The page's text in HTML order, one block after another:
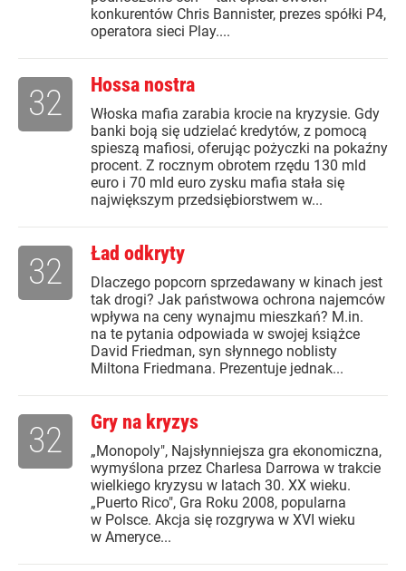
konkurentów Chris Bannister, prezes spółki P4,
operatora sieci Play....
Hossa nostra
Włoska mafia zarabia krocie na kryzysie. Gdy
banki boją się udzielać kredytów, z pomocą
spieszą mafiosi, oferując pożyczki na pokaźny
procent. Z rocznym obrotem rzędu 130 mld
euro i 70 mld euro zysku mafia stała się
największym przedsiębiorstwem w...
32
Ład odkryty
Dlaczego popcorn sprzedawany w kinach jest
tak drogi? Jak państwowa ochrona najemców
wpływa na ceny wynajmu mieszkań? M.in.
na te pytania odpowiada w swojej książce
David Friedman, syn słynnego noblisty
Miltona Friedmana. Prezentuje jednak...
32
Gry na kryzys
„Monopoly", Najsłynniejsza gra ekonomiczna,
wymyślona przez Charlesa Darrowa w trakcie
wielkiego kryzysu w latach 30. XX wieku.
„Puerto Rico", Gra Roku 2008, popularna
w Polsce. Akcja się rozgrywa w XVI wieku
w Ameryce...
32